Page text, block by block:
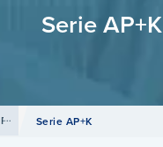
Serie AP+K
Productos / Actuadores
Serie AP+K